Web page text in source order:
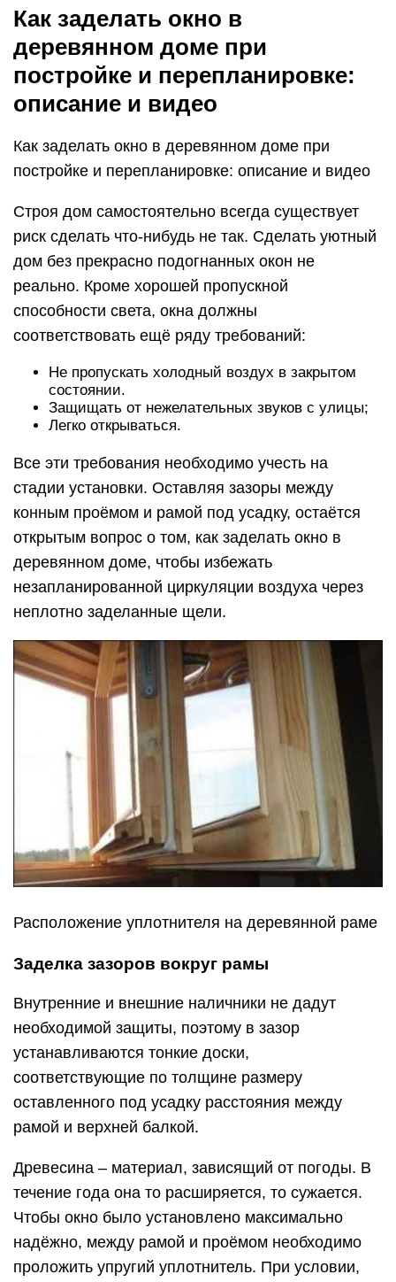
Как заделать окно в
деревянном доме при
постройке и перепланировке:
описание и видео
Как заделать окно в деревянном доме при
постройке и перепланировке: описание и видео
Строя дом самостоятельно всегда существует
риск сделать что-нибудь не так. Сделать уютный
дом без прекрасно подогнанных окон не
реально. Кроме хорошей пропускной
способности света, окна должны
соответствовать ещё ряду требований:
Не пропускать холодный воздух в закрытом
состоянии.
Защищать от нежелательных звуков с улицы;
Легко открываться.
Все эти требования необходимо учесть на
стадии установки. Оставляя зазоры между
конным проёмом и рамой под усадку, остаётся
открытым вопрос о том, как заделать окно в
деревянном доме, чтобы избежать
незапланированной циркуляции воздуха через
неплотно заделанные щели.
Расположение уплотнителя на деревянной раме
Заделка зазоров вокруг рамы
Внутренние и внешние наличники не дадут
необходимой защиты, поэтому в зазор
устанавливаются тонкие доски,
соответствующие по толщине размеру
оставленного под усадку расстояния между
рамой и верхней балкой.
Древесина – материал, зависящий от погоды. В
течение года она то расширяется, то сужается.
Чтобы окно было установлено максимально
надёжно, между рамой и проёмом необходимо
проложить упругий уплотнитель. При условии,